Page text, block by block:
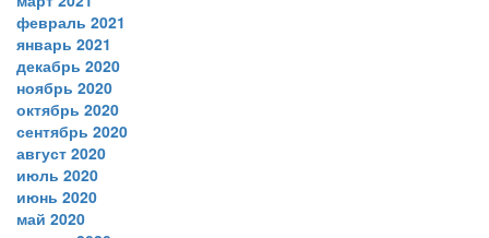
февраль 2021
январь 2021
декабрь 2020
ноябрь 2020
октябрь 2020
сентябрь 2020
август 2020
июль 2020
июнь 2020
май 2020